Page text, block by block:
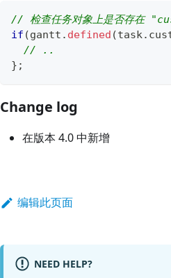
// 检查任务对象上是否存在
if (gantt . defined (task.
// ..
} ;
Change log
在版本 4.0 中新增
编辑此页面
NEED HELP?